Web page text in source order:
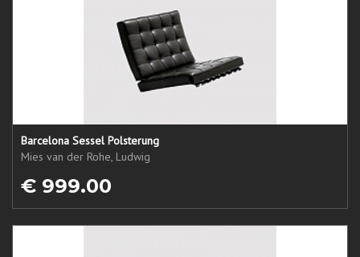
Barcelona Sessel Polsterung
Mies van der Rohe, Ludwig
€ 999.00